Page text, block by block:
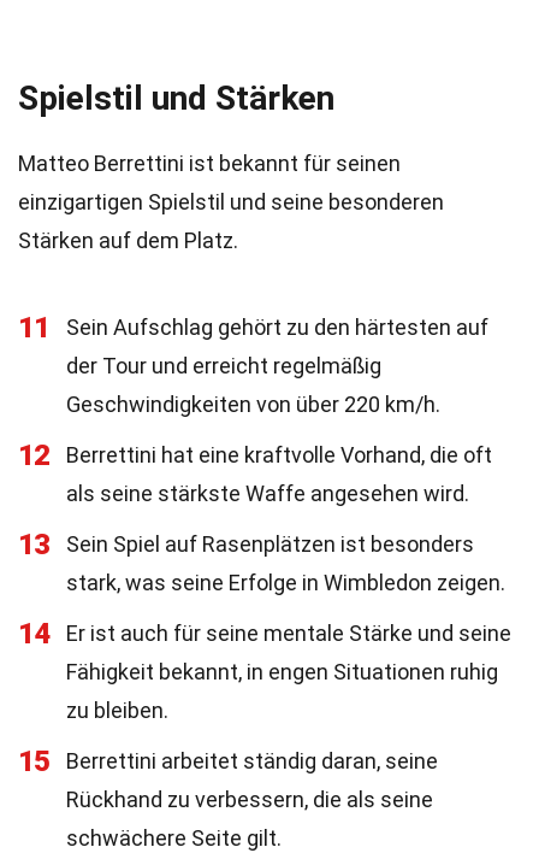
Spielstil und Stärken
Matteo Berrettini ist bekannt für seinen
einzigartigen Spielstil und seine besonderen
Stärken auf dem Platz.
11
Sein Aufschlag gehört zu den härtesten auf
der Tour und erreicht regelmäßig
Geschwindigkeiten von über 220 km/h.
12
Berrettini hat eine kraftvolle Vorhand, die oft
als seine stärkste Waffe angesehen wird.
13
Sein Spiel auf Rasenplätzen ist besonders
stark, was seine Erfolge in Wimbledon zeigen.
14
Er ist auch für seine mentale Stärke und seine
Fähigkeit bekannt, in engen Situationen ruhig
zu bleiben.
15
Berrettini arbeitet ständig daran, seine
Rückhand zu verbessern, die als seine
schwächere Seite gilt.